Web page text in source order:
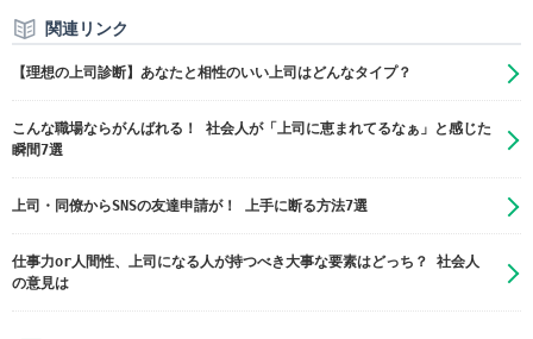
関連リンク
【理想の上司診断】あなたと相性のいい上司はどんなタイプ？
こんな職場ならがんばれる！ 社会人が「上司に恵まれてるなぁ」と感じた
瞬間7選
上司・同僚からSNSの友達申請が！ 上手に断る方法7選
仕事力or人間性、上司になる人が持つべき大事な要素はどっち？ 社会人
の意見は